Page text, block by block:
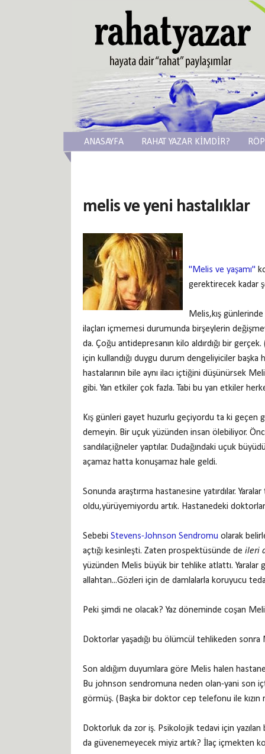
ANASAYFA RAHAT YAZAR KİMDİR?
melis ve yeni hastalıklar
"Melis ve yaşamı"
gerektirecek kadar
Melis,kış
ilaçları içmemesi durumunda birşeylerin
da. Çoğu antidepresanın kilo aldırdığı bir
için kullandığı duygu durum dengeliyiciler başka
hastalarının bile aynı ilacı içtiğini düşünürsek
gibi. Yan etkiler çok fazla. Tabi bu yan etkiler
Kış günleri gayet huzurlu geçiyordu ta ki geçen
demeyin. Bir uçuk yüzünden insan ölebiliyor.
sandılar,iğneler yaptılar. Dudağındaki uçuk
açamaz hatta konuşamaz hale geldi.
Sonunda araştırma hastanesine yatırdılar.
oldu,yürüyemiyordu artık. Hastanedeki doktorlar
Sebebi Stevens-Johnson Sendromu olarak
açtığı kesinleşti. Zaten prospektüsünde de ileri
yüzünden Melis büyük bir tehlike atlattı. Yaralar
allahtan...Gözleri için de damlalarla koruyucu
Peki şimdi ne olacak? Yaz döneminde coşan
Doktorlar yaşadığı bu ölümcül tehlikeden
Son aldığım duyumlara göre Melis halen
Bu johnson sendromuna neden olan-yani son
görmüş. (Başka bir doktor cep telefonu ile
Doktorluk da zor iş. Psikolojik tedavi için
da güvenemeyecek miyiz artık? İlaç içmekten